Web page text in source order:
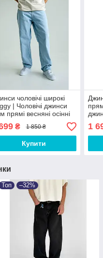
чоловічі широкі
| Чоловічі джинси
прямі весняні осінні
544477
₴ 1 850 ₴
Купити
1
Топ –32%